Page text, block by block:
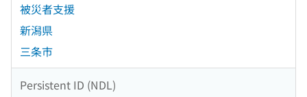
被災者支援
新潟県
三条市
Persistent ID (NDL)